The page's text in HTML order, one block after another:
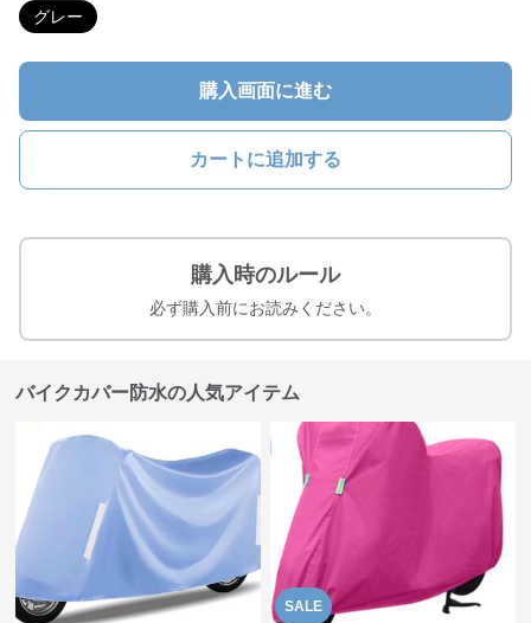
グレー
購入画面に進む
カートに追加する
購入時のルール
必ず購入前にお読みください。
バイクカバー防水の人気アイテム
SALE